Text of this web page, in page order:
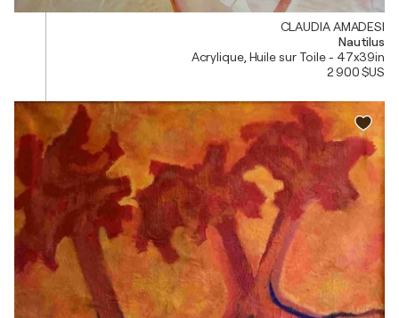
CLAUDIA AMADESI
Nautilus
Acrylique, Huile sur Toile - 47x39in
2 900 $US